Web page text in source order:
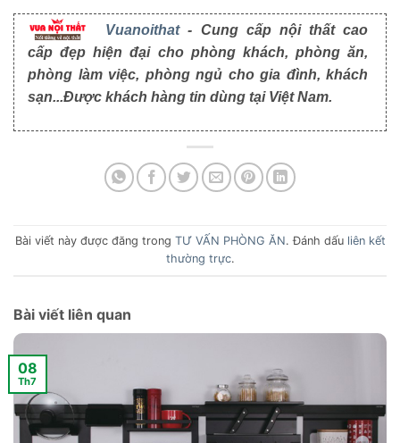
Vuanoithat- Cung cấp nội thất cao
cấp đẹp hiện đại cho phòng khách, phòng ăn,
phòng làm việc, phòng ngủ cho gia đình, khách
sạn...Được khách hàng tin dùng tại Việt Nam.
Bài viết này được đăng trong TƯ VẤN PHÒNG ĂN. Đánh dấu liên kết
thường trực.
Bài viết liên quan
08
Th7